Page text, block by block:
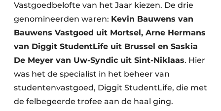
Vastgoedbelofte van het Jaar kiezen. De drie
genomineerden waren: Kevin Bauwens van
Bauwens Vastgoed uit Mortsel, Arne Hermans
van Diggit StudentLife uit Brussel en Saskia
De Meyer van Uw-Syndic uit Sint-Niklaas. Hier
was het de specialist in het beheer van
studentenvastgoed, Diggit StudentLife, die met
de felbegeerde trofee aan de haal ging.